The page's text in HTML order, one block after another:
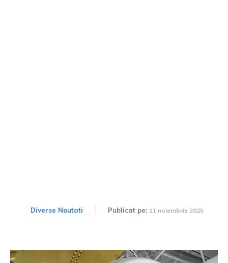
Diverse Noutati Publicat pe: 11 noiembrie 2025